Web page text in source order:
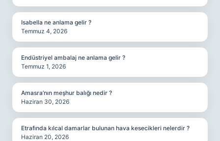
Isabella ne anlama gelir ?
Temmuz 4, 2026
Endüstriyel ambalaj ne anlama gelir ?
Temmuz 1, 2026
Amasra’nın meşhur balığı nedir ?
Haziran 30, 2026
Etrafında kılcal damarlar bulunan hava kesecikleri nelerdir ?
Haziran 20, 2026